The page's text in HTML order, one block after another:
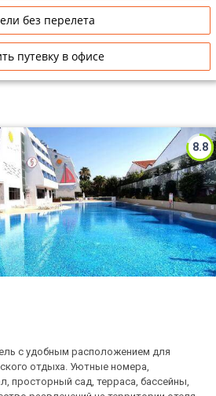
без перелета
путевку в офисе
8.8
с удобным расположением для
отдыха. Уютные номера,
просторный сад, терраса, бассейны,